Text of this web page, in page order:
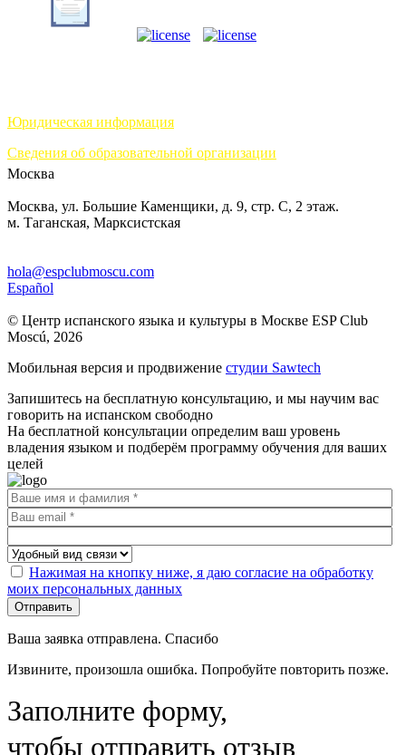
Юридическая информация
Сведения об образовательной организации
Москва
Москва, ул. Большие Каменщики, д. 9, стр. С, 2 этаж.
м. Таганская, Марксистская
hola@espclubmoscu.com
Español
© Центр испанского языка и культуры в Москве ESP Club
Moscú, 2026
Мобильная версия и продвижение студии Sawtech
Запишитесь на бесплатную консультацию, и мы научим вас
говорить на испанском свободно
На бесплатной консультации определим ваш уровень
владения языком и подберём программу обучения для ваших
целей
Нажимая на кнопку ниже, я даю согласие на обработку
моих персональных данных
Отправить
Ваша заявка отправлена. Спасибо
Извините, произошла ошибка. Попробуйте повторить позже.
Заполните форму,
чтобы отправить отзыв